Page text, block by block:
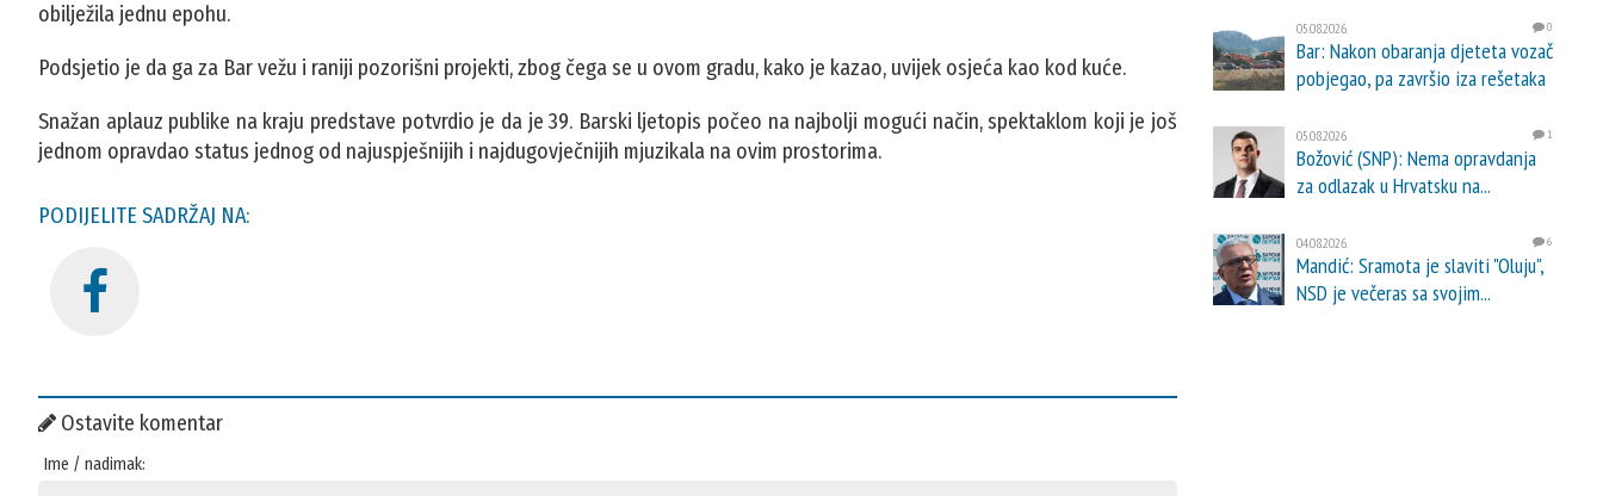
obilježila jednu epohu.
Podsjetio je da ga za Bar vežu i raniji pozorišni projekti, zbog čega se u ovom gradu, kako je kazao, uvijek osjeća kao kod kuće.
Snažan aplauz publike na kraju predstave potvrdio je da je 39. Barski ljetopis počeo na najbolji mogući način, spektaklom koji je još
jednom opravdao status jednog od najuspješnijih i najdugovječnijih mjuzikala na ovim prostorima.
PODIJELITE SADRŽAJ NA:
Ostavite komentar
Ime / nadimak:
05.08.2026. 0
Bar: Nakon obaranja djeteta vozač
pobjegao, pa završio iza rešetaka
05.08.2026. 1
Božović (SNP): Nema opravdanja
za odlazak u Hrvatsku na...
04.08.2026. 6
Mandić: Sramota je slaviti "Oluju",
NSD je večeras sa svojim...